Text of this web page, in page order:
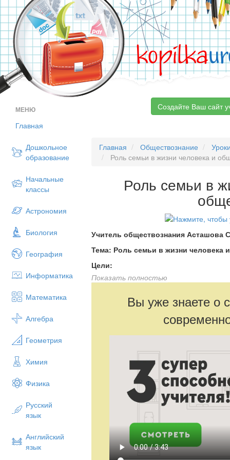
kopilka
МЕНЮ
Главная
Дошкольное
образование
Начальные
классы
Астрономия
Биология
География
Информатика
Математика
Алгебра
Геометрия
Химия
Физика
Русский
язык
Английский
язык
Создайте Ваш сайт
Главная Обществознание
Роль семьи в жизни человека и
Роль семьи в
Учитель обществознания Асташова
Тема: Роль семьи в жизни человека
Цели:
-сформировать представление о семье
отношению к семье;
- развивать речь, коммуникативные
Оргмомент.
Добрый день, добрый час!
Как я рада видеть вас!
Друг на друга посмотрели.
И тихонечко все сели.
Актуализация знаний учащихся.
Показать полностью
Вы уже знаете о